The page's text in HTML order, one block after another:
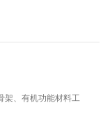
架、有机功能材料工